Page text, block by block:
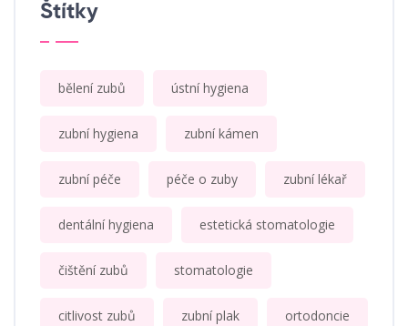
Štítky
bělení zubů ústní hygiena
zubní hygiena zubní kámen
zubní péče péče o zuby zubní lékař
dentální hygiena estetická stomatologie
čištění zubů stomatologie
citlivost zubů zubní plak ortodoncie